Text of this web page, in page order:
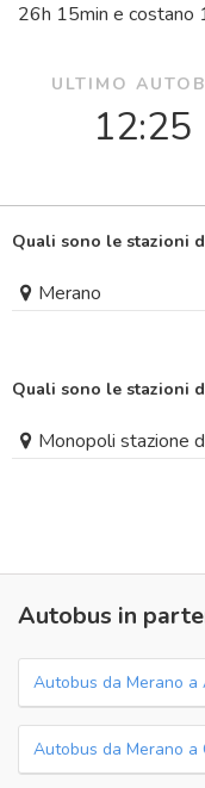
26h 15min e costano
ULTIMO
12:25
Quali sono le stazioni
Merano
Quali sono le stazioni
Monopoli stazione
Autobus in
Autobus da Merano a
Autobus da Merano